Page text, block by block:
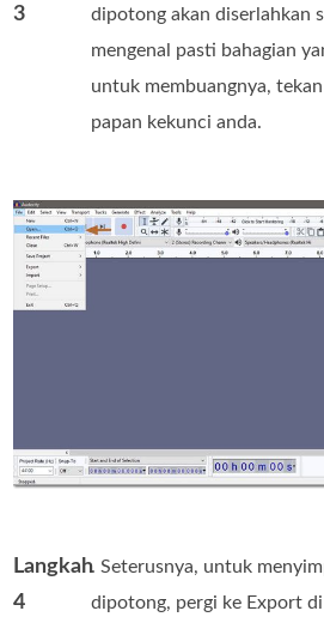
3
dipotong akan diserlahkan
mengenal pasti bahagian
untuk membuangnya,
papan kekunci anda.
Langkah
4
. Seterusnya, untuk
dipotong, pergi ke Export